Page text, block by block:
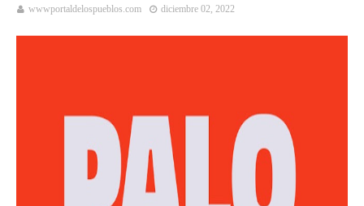
wwwportaldelospueblos.com diciembre 02, 2022